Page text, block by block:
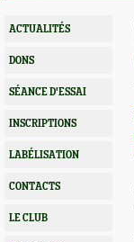
ACTUALITÉS
DONS
SÉANCE D'ESSAI
INSCRIPTIONS
LABÉLISATION
CONTACTS
LE CLUB